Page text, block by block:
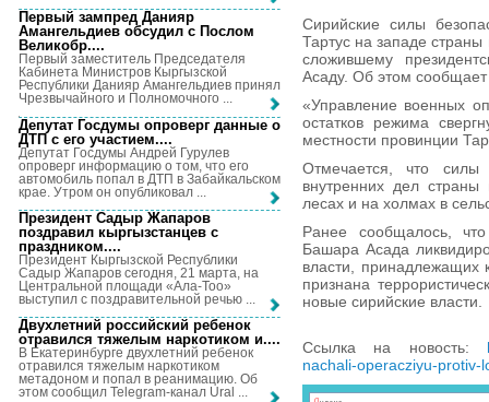
Сирийские силы
Тартус на западе
сложившему
Асаду. Об этом
«Управление военных
остатков режима
местности провинции
Отмечается, что силы
внутренних дел
лесах и на холмах в
Ранее сообщалось, что
Башара Асада
власти,
признана
новые сирийские власти.
Ссылка на новость:
nachali-operacziyu-protiv-
Первый зампред Данияр
Амангельдиев обсудил с Послом
Великобр....
Первый заместитель Председателя
Кабинета Министров Кыргызской
Республики Данияр Амангельдиев принял
Чрезвычайного и Полномочного ...
Депутат Госдумы опроверг данные о
ДТП с его участием....
Депутат Госдумы Андрей Гурулев
опроверг информацию о том, что его
автомобиль попал в ДТП в Забайкальском
крае. Утром он опубликовал ...
Президент Садыр Жапаров
поздравил кыргызстанцев с
праздником....
Президент Кыргызской Республики
Садыр Жапаров сегодня, 21 марта, на
Центральной площади «Ала-Тоо»
выступил с поздравительной речью ...
Двухлетний российский ребенок
отравился тяжелым наркотиком и....
В Екатеринбурге двухлетний ребенок
отравился тяжелым наркотиком
метадоном и попал в реанимацию. Об
этом сообщил Telegram-канал Ural ...